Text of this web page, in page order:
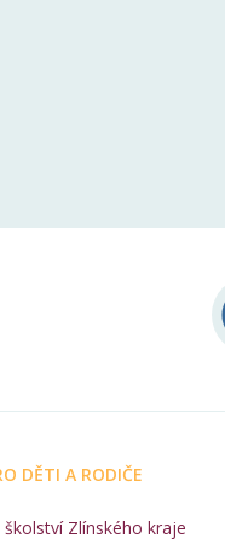
DĚTI A RODIČE
školství Zlínského kraje